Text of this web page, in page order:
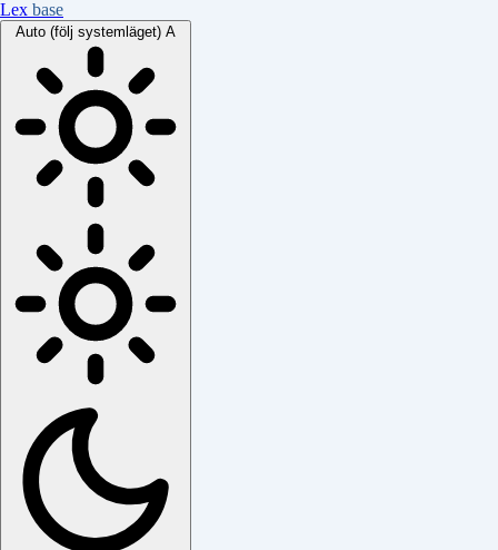
Lex base
Auto (följ systemläget) A